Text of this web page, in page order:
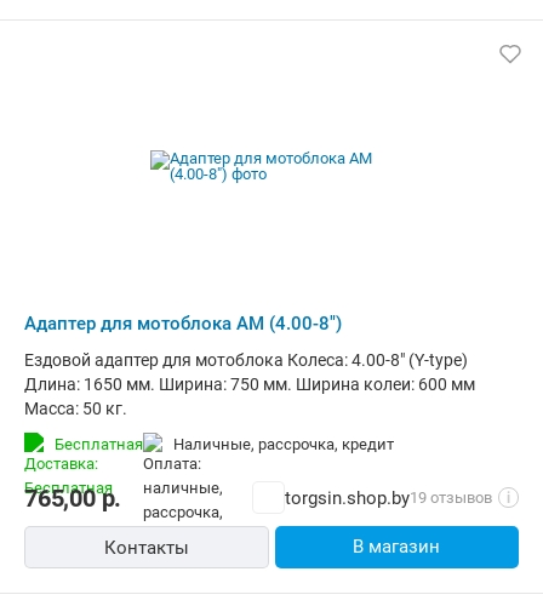
Адаптер для мотоблока АМ (4.00-8")
Ездовой адаптер для мотоблока Колеса: 4.00-8" (Y-type)
Длина: 1650 мм. Ширина: 750 мм. Ширина колеи: 600 мм
Масса: 50 кг.
Бесплатная наличные, рассрочка, кредит
765,00р. torgsin.shop.by19 отзывов i
Контакты В магазин